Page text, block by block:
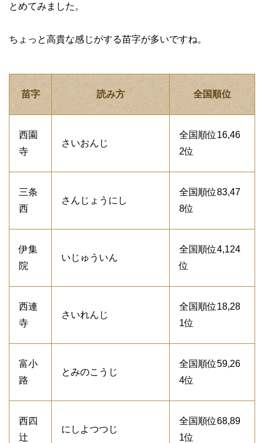
とめてみました。
ちょっと高貴な感じがする苗字が多いですね。
苗字 読み方 全国順位
西園
寺
さいおんじ
全国順位16,46
2位
三条
西
さんじょうにし
全国順位83,47
8位
伊集
院
いじゅういん
全国順位4,124
位
西連
寺
さいれんじ
全国順位18,28
1位
富小
路
とみのこうじ
全国順位59,26
4位
西四
辻
にしよつつじ
全国順位68,89
1位